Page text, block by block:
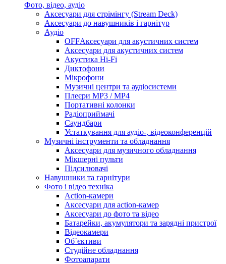
Фото, відео, аудіо
Аксесуари для стрімінгу (Stream Deck)
Аксесуари до навушників і гарнітур
Аудіо
OFFАксесуари для акустичних систем
Аксесуари для акустичних систем
Акустика Hi-Fi
Диктофони
Мікрофони
Музичні центри та аудіосистеми
Плеєри MP3 / MP4
Портативні колонки
Радіоприймачі
Саундбари
Устаткування для аудіо-, відеоконференцій
Музичні інструменти та обладнання
Аксесуари для музичного обладнання
Мікшерні пульти
Підсилювачі
Навушники та гарнітури
Фото і відео техніка
Action-камери
Аксесуари для action-камер
Аксесуари до фото та відео
Батарейки, акумулятори та зарядні пристрої
Відеокамери
Об`єктиви
Студійне обладнання
Фотоапарати